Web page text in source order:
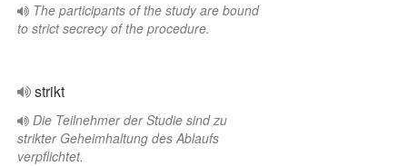
The participants of the study are bound
to strict secrecy of the procedure.
strikt
Die Teilnehmer der Studie sind zu
strikter Geheimhaltung des Ablaufs
verpflichtet.